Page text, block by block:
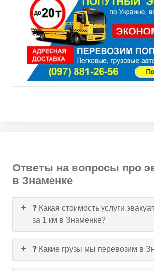
Ответы на вопросы про
в Знаменке
❓ Какая стоимость услуги
за 1 км в Знаменке?
❓ Какие грузы мы перевозим в